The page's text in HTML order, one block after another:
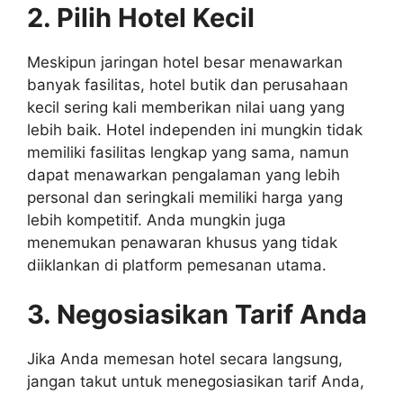
2. Pilih Hotel Kecil
Meskipun jaringan hotel besar menawarkan
banyak fasilitas, hotel butik dan perusahaan
kecil sering kali memberikan nilai uang yang
lebih baik. Hotel independen ini mungkin tidak
memiliki fasilitas lengkap yang sama, namun
dapat menawarkan pengalaman yang lebih
personal dan seringkali memiliki harga yang
lebih kompetitif. Anda mungkin juga
menemukan penawaran khusus yang tidak
diiklankan di platform pemesanan utama.
3. Negosiasikan Tarif Anda
Jika Anda memesan hotel secara langsung,
jangan takut untuk menegosiasikan tarif Anda,